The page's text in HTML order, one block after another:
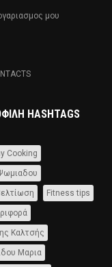
μου
HASHTAGS
Cooking
Fitness tips
Καλτσής
Μαρια